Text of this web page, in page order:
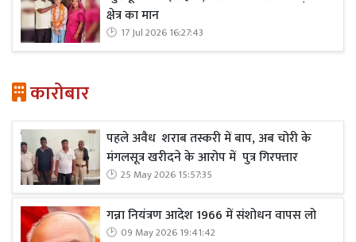
क्षेत्र का मान
17 Jul 2026 16:27:43
कारोबार
पहले अवैध शराब तस्करी में बाप, अब चोरी के
मंगलसूत्र खरीदने के आरोप में पुत्र गिरफ्तार
25 May 2026 15:57:35
गन्ना नियंत्रण आदेश 1966 में संशोधन वापस लो
09 May 2026 19:41:42